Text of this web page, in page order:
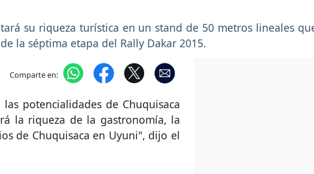
su riqueza turística en un stand de 50 metros lineales
la séptima etapa del Rally Dakar 2015.
Comparte en:
potencialidades de Chuquisaca
la riqueza de la gastronomía, la
de Chuquisaca en Uyuni", dijo el